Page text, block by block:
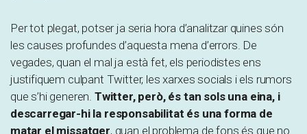
Per tot plegat, potser ja seria hora d’analitzar quines són
les causes profundes d’aquesta mena d’errors. De
vegades, quan el mal ja està fet, els periodistes ens
justifiquem culpant Twitter, les xarxes socials i els rumors
que s’hi generen. Twitter, però, és tan sols una eina, i
descarregar-hi la responsabilitat és una forma de
matar el missatger, quan el problema de fons és que no